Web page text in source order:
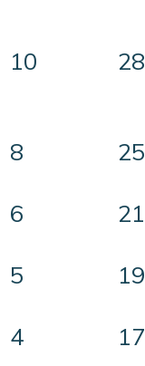
10 28
8
25
6
21
5
19
4
17